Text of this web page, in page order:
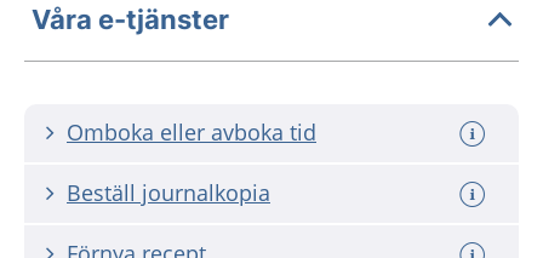
Våra e-tjänster
Omboka eller avboka tid
Beställ journalkopia